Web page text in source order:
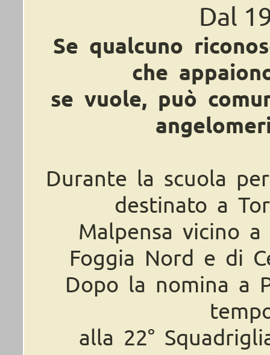
Dal
Se qualcuno
che
se vuole, può
Durante la scuola
destinato a
Malpensa vicino
Foggia Nord e di
Dopo la nomina a
alla 22°